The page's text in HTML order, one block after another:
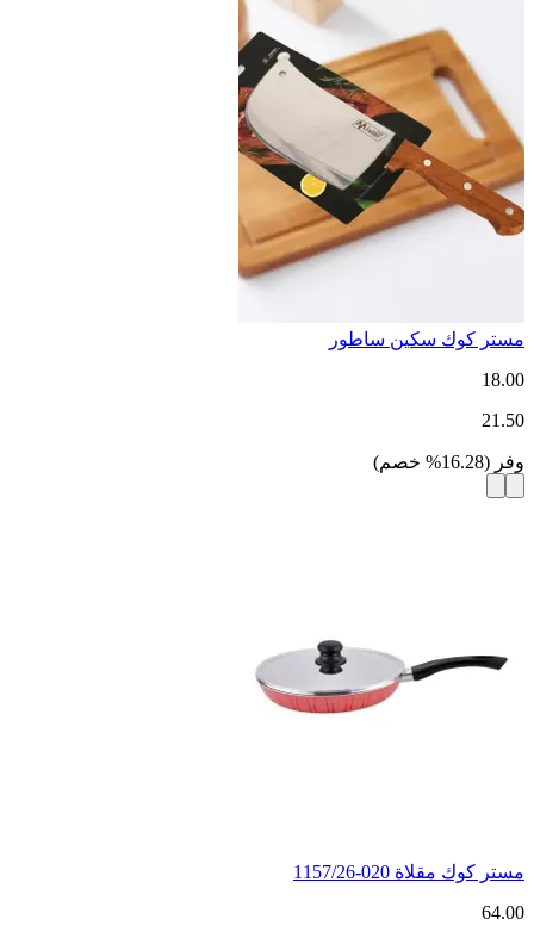
مستر كوك سكين ساطور
18.00
21.50
وفر (
16.28
% خصم)
مستر كوك مقلاة 020-1157/26
64.00